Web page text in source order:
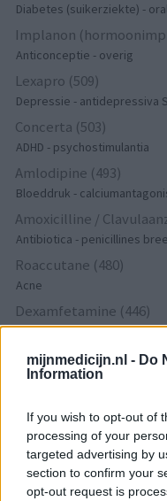
mijnmedicijn.nl - Do
Information
If you wish to opt-out of
processing of your
targeted advertising by
section to confirm your
opt-out request is
Diabetes (suikerziekte) -
Implanon
Anticonceptie - overig
Lexapro (509)
Depressie - antidepressiva
Concerta (503)
ADHD - psychostimulantia
Amlodipine (493)
Bloeddruk -
Amoxicilline /
Antibiotica - penicillines
Roaccutane (480)
Acne
Dexamfetamine (446)
ADHD - psychostimulantia
Euthyrox (436)
Schildklier - hypothyroidie
De reviews op
gegenereerd en
goedkeuring, om zo te
een review voor een